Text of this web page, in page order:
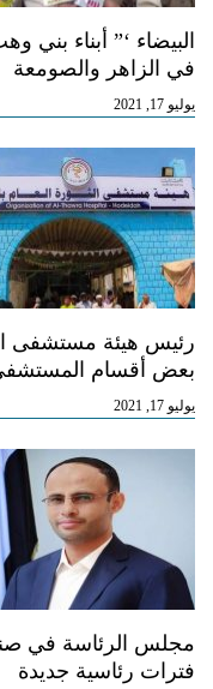
البيضاء ‘” أبناء بني
في الزاهر والصومعة
يوليو 17, 2021
رئيس هيئة مستشفى
بعض أقسام
يوليو 17, 2021
مجلس الرئاسة في
فترات رئاسية جديدة